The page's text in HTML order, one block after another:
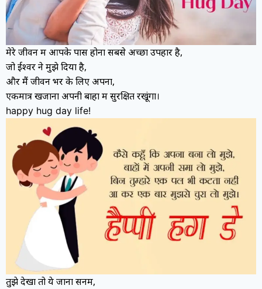
मेरे जीवन में आपके पास होना सबसे अच्छा उपहार है,
जो ईश्वर ने मुझे दिया है,
और मैं जीवन भर के लिए अपना,
एकमात्र खजाना अपनी बाहों में सुरक्षित रखूंगा।
happy hug day life!
तुझे देखा तो ये जाना सनम,